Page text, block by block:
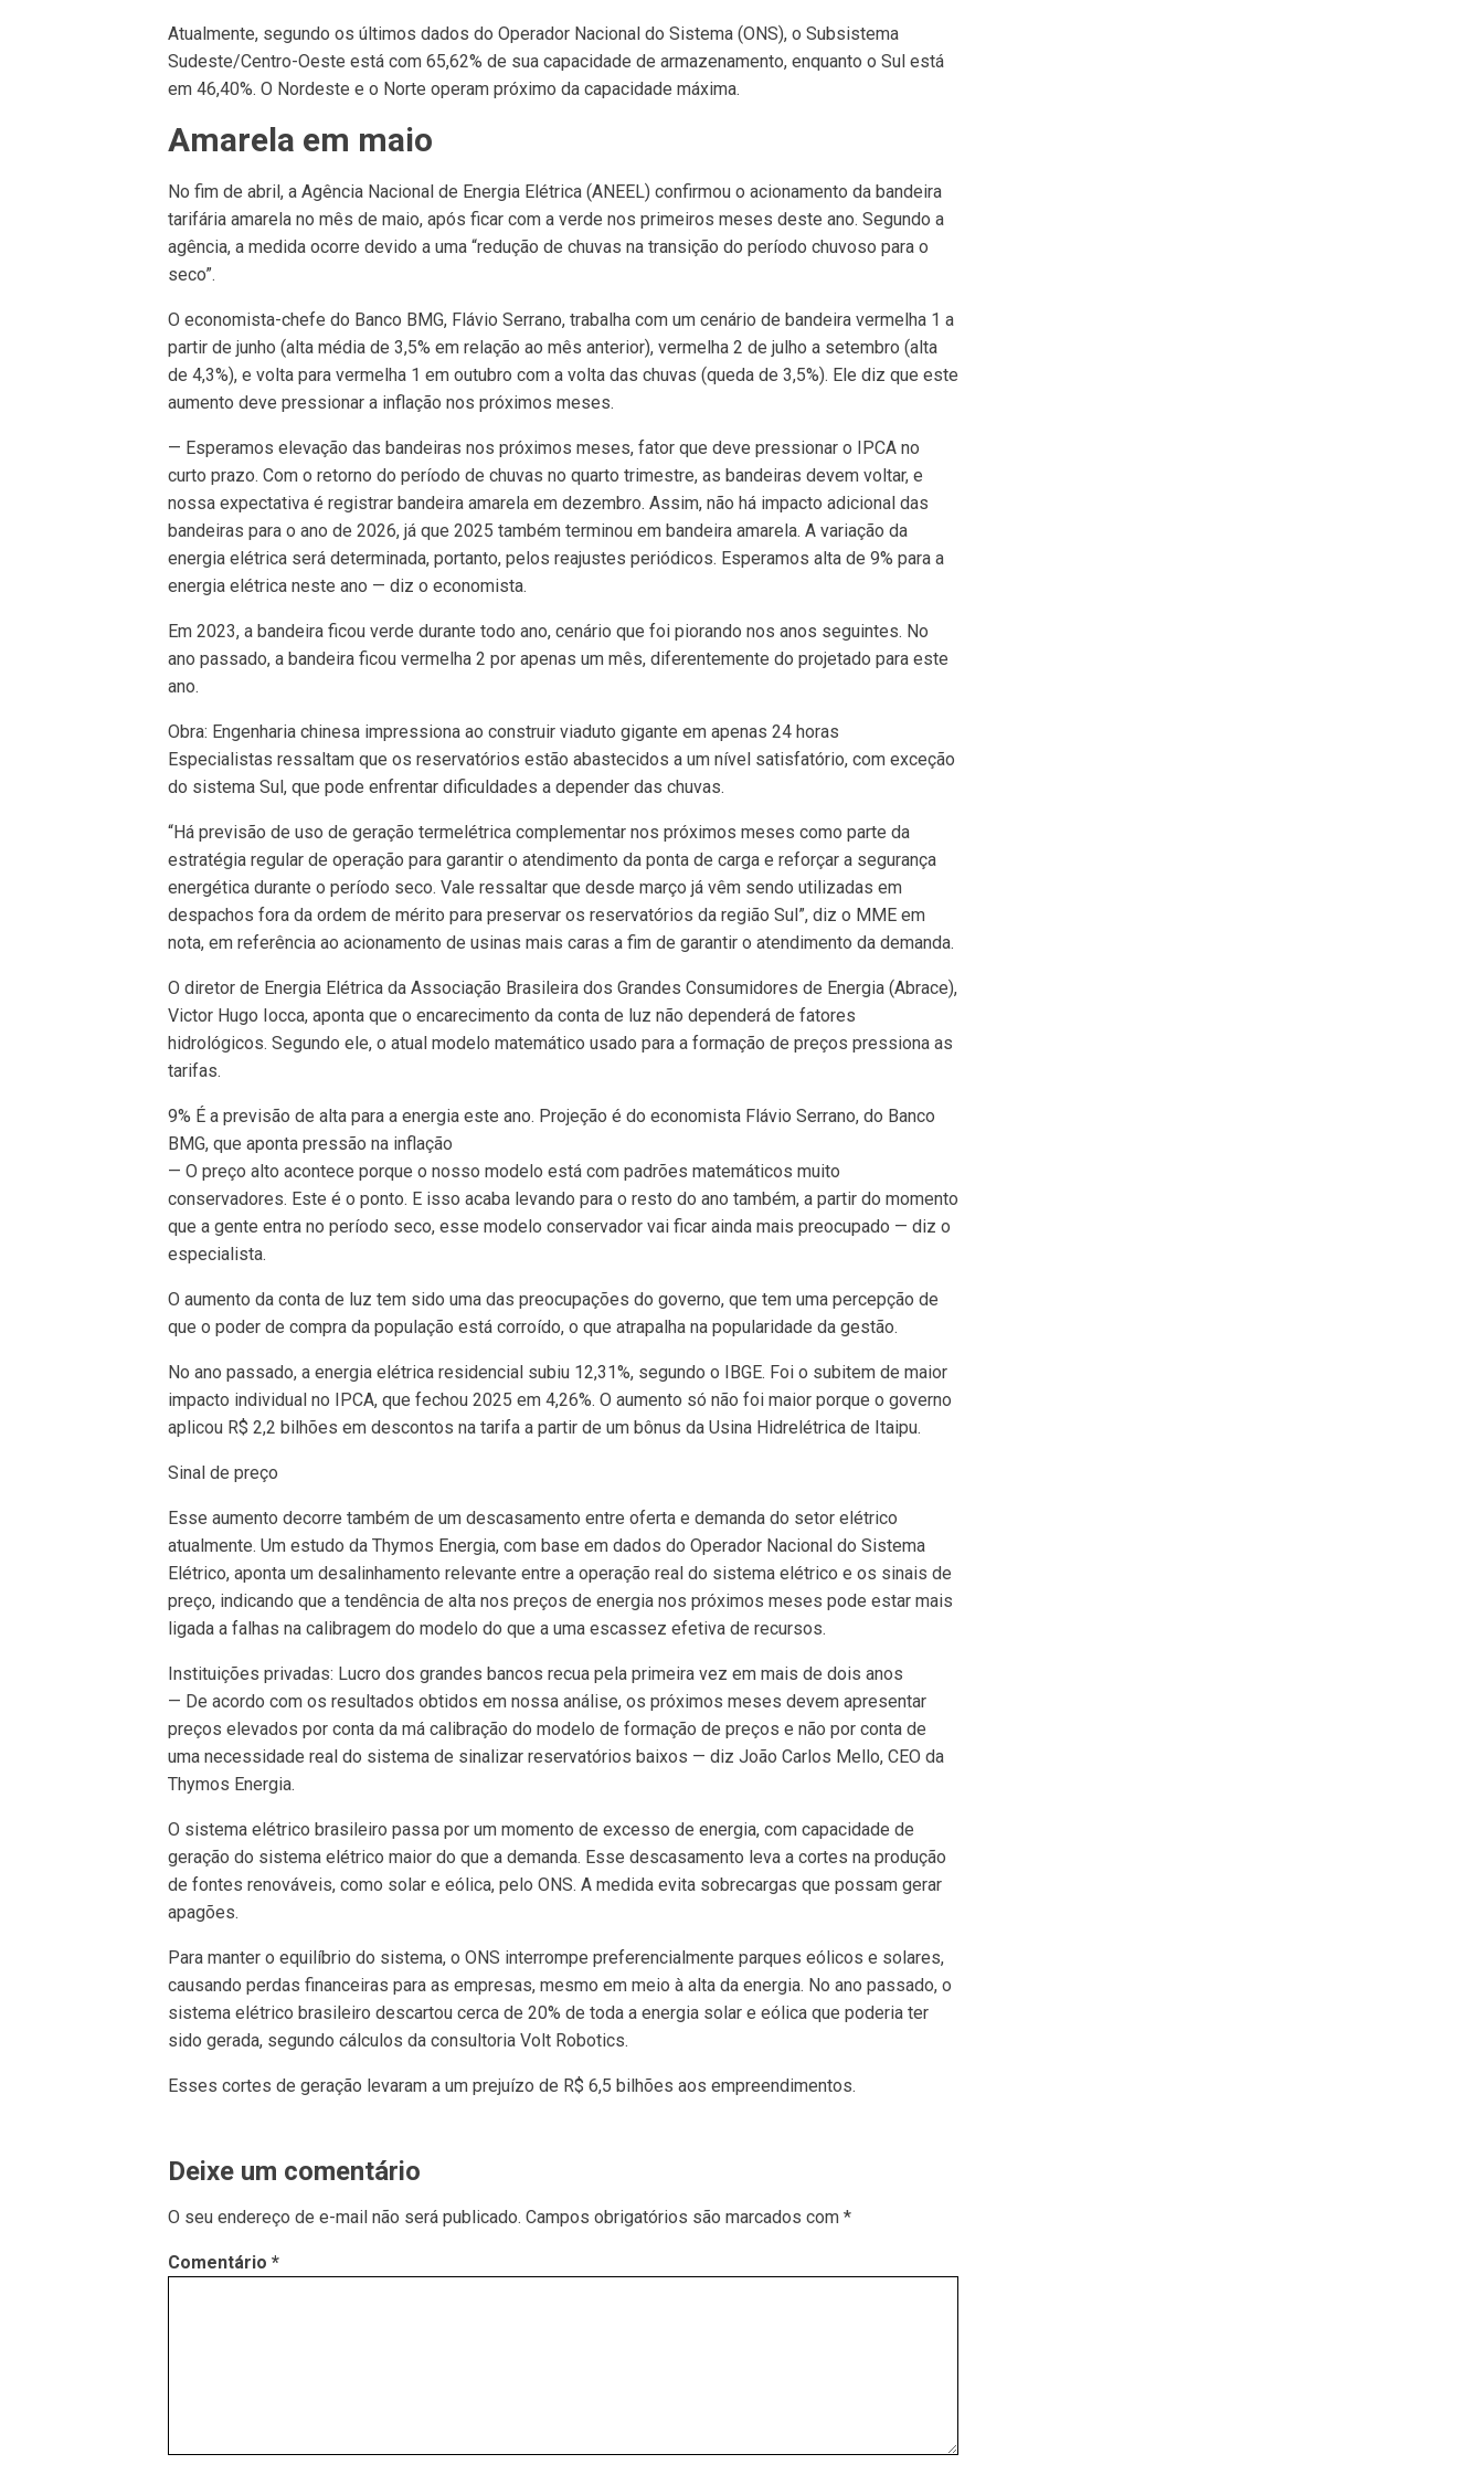
Atualmente, segundo os últimos dados do Operador Nacional do Sistema (ONS), o Subsistema
Sudeste/Centro-Oeste está com 65,62% de sua capacidade de armazenamento, enquanto o Sul está
em 46,40%. O Nordeste e o Norte operam próximo da capacidade máxima.
Amarela em maio
No fim de abril, a Agência Nacional de Energia Elétrica (ANEEL) confirmou o acionamento da bandeira
tarifária amarela no mês de maio, após ficar com a verde nos primeiros meses deste ano. Segundo a
agência, a medida ocorre devido a uma “redução de chuvas na transição do período chuvoso para o
seco”.
O economista-chefe do Banco BMG, Flávio Serrano, trabalha com um cenário de bandeira vermelha 1 a
partir de junho (alta média de 3,5% em relação ao mês anterior), vermelha 2 de julho a setembro (alta
de 4,3%), e volta para vermelha 1 em outubro com a volta das chuvas (queda de 3,5%). Ele diz que este
aumento deve pressionar a inflação nos próximos meses.
— Esperamos elevação das bandeiras nos próximos meses, fator que deve pressionar o IPCA no
curto prazo. Com o retorno do período de chuvas no quarto trimestre, as bandeiras devem voltar, e
nossa expectativa é registrar bandeira amarela em dezembro. Assim, não há impacto adicional das
bandeiras para o ano de 2026, já que 2025 também terminou em bandeira amarela. A variação da
energia elétrica será determinada, portanto, pelos reajustes periódicos. Esperamos alta de 9% para a
energia elétrica neste ano — diz o economista.
Em 2023, a bandeira ficou verde durante todo ano, cenário que foi piorando nos anos seguintes. No
ano passado, a bandeira ficou vermelha 2 por apenas um mês, diferentemente do projetado para este
ano.
Obra: Engenharia chinesa impressiona ao construir viaduto gigante em apenas 24 horas
Especialistas ressaltam que os reservatórios estão abastecidos a um nível satisfatório, com exceção
do sistema Sul, que pode enfrentar dificuldades a depender das chuvas.
“Há previsão de uso de geração termelétrica complementar nos próximos meses como parte da
estratégia regular de operação para garantir o atendimento da ponta de carga e reforçar a segurança
energética durante o período seco. Vale ressaltar que desde março já vêm sendo utilizadas em
despachos fora da ordem de mérito para preservar os reservatórios da região Sul”, diz o MME em
nota, em referência ao acionamento de usinas mais caras a fim de garantir o atendimento da demanda.
O diretor de Energia Elétrica da Associação Brasileira dos Grandes Consumidores de Energia (Abrace),
Victor Hugo Iocca, aponta que o encarecimento da conta de luz não dependerá de fatores
hidrológicos. Segundo ele, o atual modelo matemático usado para a formação de preços pressiona as
tarifas.
9% É a previsão de alta para a energia este ano. Projeção é do economista Flávio Serrano, do Banco
BMG, que aponta pressão na inflação
— O preço alto acontece porque o nosso modelo está com padrões matemáticos muito
conservadores. Este é o ponto. E isso acaba levando para o resto do ano também, a partir do momento
que a gente entra no período seco, esse modelo conservador vai ficar ainda mais preocupado — diz o
especialista.
O aumento da conta de luz tem sido uma das preocupações do governo, que tem uma percepção de
que o poder de compra da população está corroído, o que atrapalha na popularidade da gestão.
No ano passado, a energia elétrica residencial subiu 12,31%, segundo o IBGE. Foi o subitem de maior
impacto individual no IPCA, que fechou 2025 em 4,26%. O aumento só não foi maior porque o governo
aplicou R$ 2,2 bilhões em descontos na tarifa a partir de um bônus da Usina Hidrelétrica de Itaipu.
Sinal de preço
Esse aumento decorre também de um descasamento entre oferta e demanda do setor elétrico
atualmente. Um estudo da Thymos Energia, com base em dados do Operador Nacional do Sistema
Elétrico, aponta um desalinhamento relevante entre a operação real do sistema elétrico e os sinais de
preço, indicando que a tendência de alta nos preços de energia nos próximos meses pode estar mais
ligada a falhas na calibragem do modelo do que a uma escassez efetiva de recursos.
Instituições privadas: Lucro dos grandes bancos recua pela primeira vez em mais de dois anos
— De acordo com os resultados obtidos em nossa análise, os próximos meses devem apresentar
preços elevados por conta da má calibração do modelo de formação de preços e não por conta de
uma necessidade real do sistema de sinalizar reservatórios baixos — diz João Carlos Mello, CEO da
Thymos Energia.
O sistema elétrico brasileiro passa por um momento de excesso de energia, com capacidade de
geração do sistema elétrico maior do que a demanda. Esse descasamento leva a cortes na produção
de fontes renováveis, como solar e eólica, pelo ONS. A medida evita sobrecargas que possam gerar
apagões.
Para manter o equilíbrio do sistema, o ONS interrompe preferencialmente parques eólicos e solares,
causando perdas financeiras para as empresas, mesmo em meio à alta da energia. No ano passado, o
sistema elétrico brasileiro descartou cerca de 20% de toda a energia solar e eólica que poderia ter
sido gerada, segundo cálculos da consultoria Volt Robotics.
Esses cortes de geração levaram a um prejuízo de R$ 6,5 bilhões aos empreendimentos.
Deixe um comentário
O seu endereço de e-mail não será publicado. Campos obrigatórios são marcados com *
Comentário *